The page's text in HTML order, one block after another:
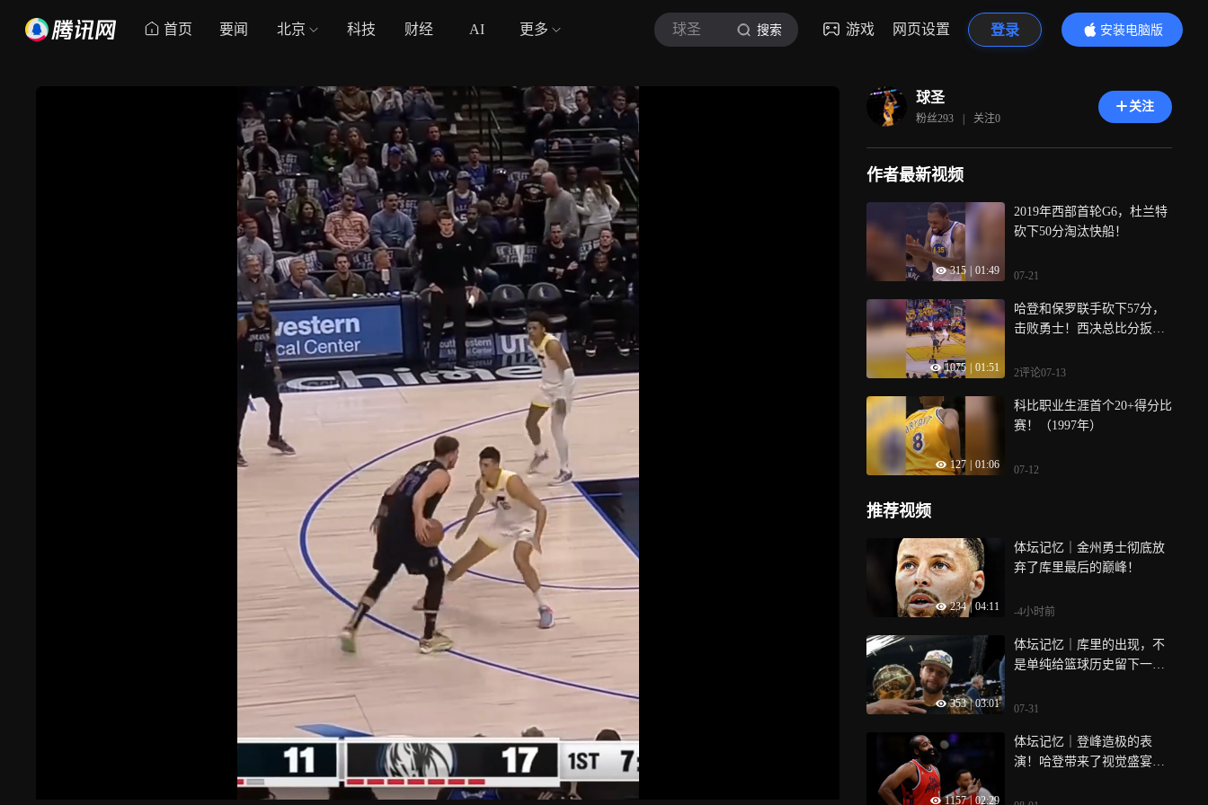
首页 要闻 北京 科技 财经 AI 更多 球圣 搜索 游戏 网页设置 登录
安装电脑版
内容更精彩
球圣
粉丝293 | 关注0
关注
作者最新视频
315 01:49
2019年西部首轮G6，杜兰特
砍下50分淘汰快船！
07-21
1075 01:51
哈登和保罗联手砍下57分，
击败勇士！西决总比分扳成2
2评论07-13
127 01:06
科比职业生涯首个20+得分比
赛！（1997年）
07-12
推荐视频
234 | 04:11
体坛记忆｜金州勇士彻底放
弃了库里最后的巅峰！
-4小时前
353 | 03:01
体坛记忆｜库里的出现，不
是单纯给篮球历史留下一位
了篮球的时代！
07-31
1157 | 02:29
体坛记忆｜登峰造极的表
演！哈登带来了视觉盛宴！